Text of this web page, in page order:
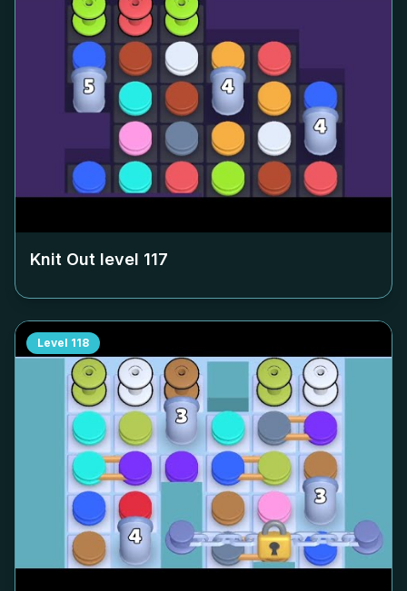
Knit Out level 117
Level 118